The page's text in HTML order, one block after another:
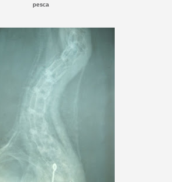
pesca